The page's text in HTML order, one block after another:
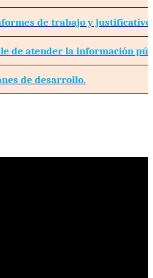
de trabajo y
de atender la información
de desarrollo.